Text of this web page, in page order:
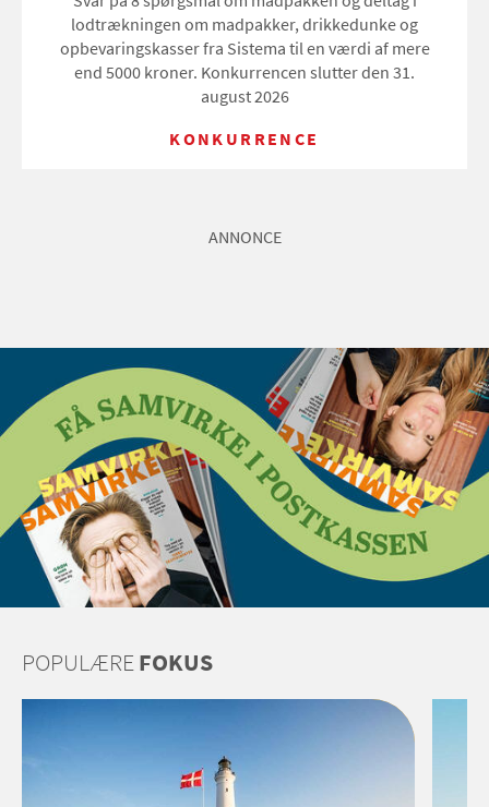
lodtrækningen om madpakker, drikkedunke og
opbevaringskasser fra Sistema til en værdi af mere
end 5000 kroner. Konkurrencen slutter den 31.
august 2026
KONKURRENCE
ANNONCE
POPULÆREFOKUS